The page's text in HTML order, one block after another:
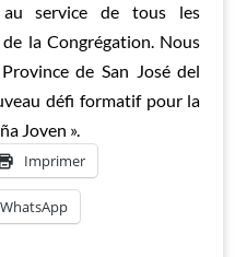
service de tous les
la Congrégation. Nous
de San José del
défi formatif pour la
Joven ».
Imprimer
WhatsApp